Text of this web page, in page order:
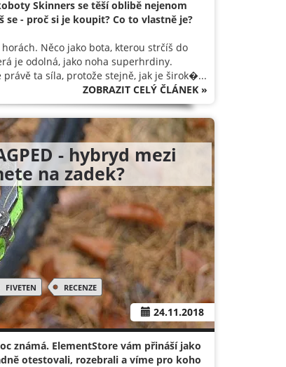
Skinners se těší oblibě nejenom
- proč si je koupit? Co to vlastně je?
horách. Něco jako bota, kterou strčíš do
je odolná, jako noha superhrdiny.
právě ta síla, protože stejně, jak je širok�...
ZOBRAZIT CELÝ ČLÁNEK »
- hybryd mezi
na zadek?
FIVETEN RECENZE
24.11.2018
známá. ElementStore vám přináší jako
otestovali, rozebrali a víme pro koho